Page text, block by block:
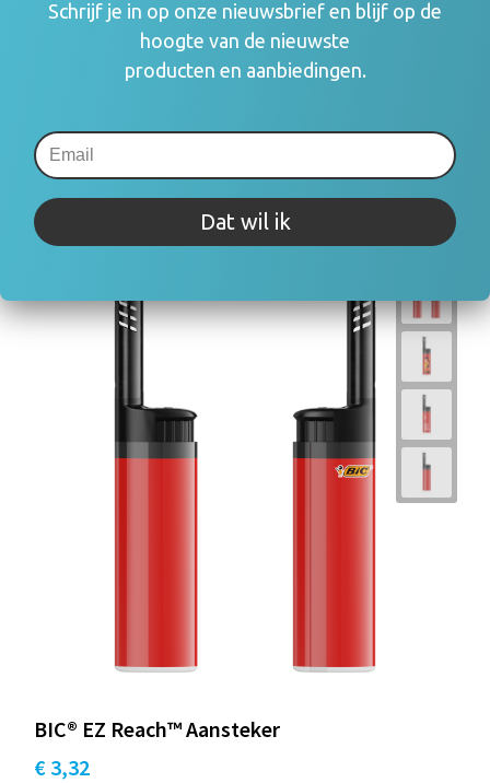
MALLORCA Lux BBQ Slim Staafaansteker,
navulbaar
€ 1,20
BIC® EZ Reach™ Aansteker
€ 3,32
Schrijf je in op onze nieuwsbrief en blijf op de
hoogte van de nieuwste
producten en aanbiedingen.
Dat wil ik